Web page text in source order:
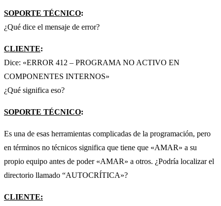
SOPORTE TÉCNICO:
¿Qué dice el mensaje de error?
CLIENTE:
Dice: «ERROR 412 – PROGRAMA NO ACTIVO EN
COMPONENTES INTERNOS»
¿Qué significa eso?
SOPORTE TÉCNICO:
Es una de esas herramientas complicadas de la programación, pero
en términos no técnicos significa que tiene que «AMAR» a su
propio equipo antes de poder «AMAR» a otros. ¿Podría localizar el
directorio llamado “AUTOCRÍTICA»?
CLIENTE: